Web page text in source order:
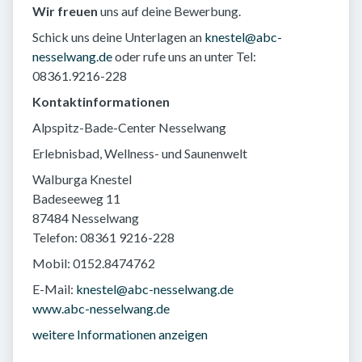
Wir freuen uns auf deine Bewerbung.
Schick uns deine Unterlagen an knestel@abc-
nesselwang.deoder rufe uns an unter Tel:
08361.9216-228
Kontaktinformationen
Alpspitz-Bade-Center Nesselwang
Erlebnisbad, Wellness- und Saunenwelt
Walburga Knestel
Badeseeweg 11
87484 Nesselwang
Telefon: 08361 9216-228
Mobil: 0152.8474762
E-Mail: knestel@abc-nesselwang.de
www.abc-nesselwang.de
weitere Informationen anzeigen